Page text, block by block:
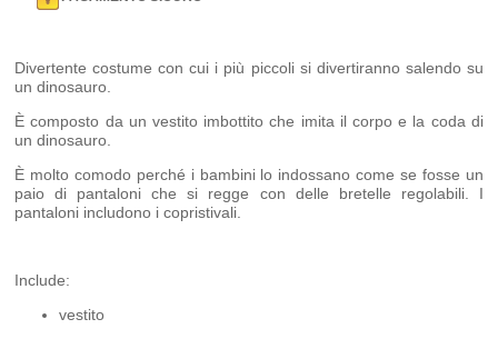
Divertente costume con cui i più piccoli si divertiranno salendo su
un dinosauro.
È composto da un vestito imbottito che imita il corpo e la coda di
un dinosauro.
È molto comodo perché i bambini lo indossano come se fosse un
paio di pantaloni che si regge con delle bretelle regolabili. I
pantaloni includono i copristivali.
Include:
vestito